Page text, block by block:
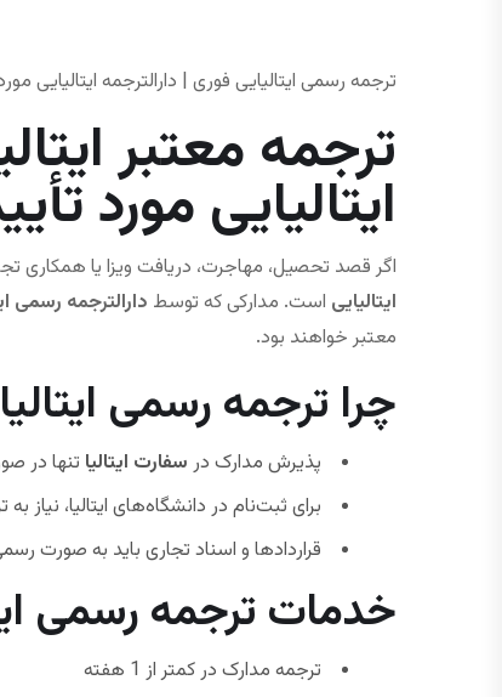
ترجمه رسمی ایتالیایی فوری | دارالترجمه ایتالیایی
ترجمه معتبر
ایتالیایی مورد
اگر قصد تحصیل، مهاجرت، دریافت ویزا یا همکاری
ایتالیایی است. مدارکی که توسط دارالترجمه رسمی
معتبر خواهند بود.
چرا ترجمه رسمی
پذیرش مدارک در سفارت ایتالیا تنها در
برای ثبت‌نام در دانشگاه‌های ایتالیا،
قراردادها و اسناد تجاری باید به صورت
خدمات ترجمه رسمی
ترجمه مدارک در کمتر از 1 هفته